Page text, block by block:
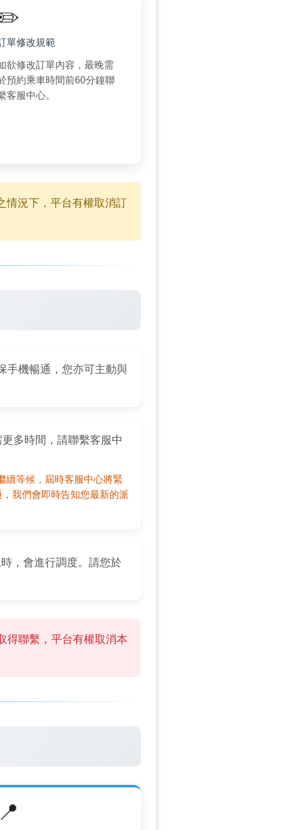
單修改規範
欲修改訂單內容，最晚需
預約乘車時間前60分鐘聯
客服中心。
情況下，平台有權取消訂
手機暢通，您亦可主動與
多時間，請聯繫客服中
續等候，屆時客服中心將緊
我們會即時告知您最新的派
，會進行調度。請您於
得聯繫，平台有權取消本
📍